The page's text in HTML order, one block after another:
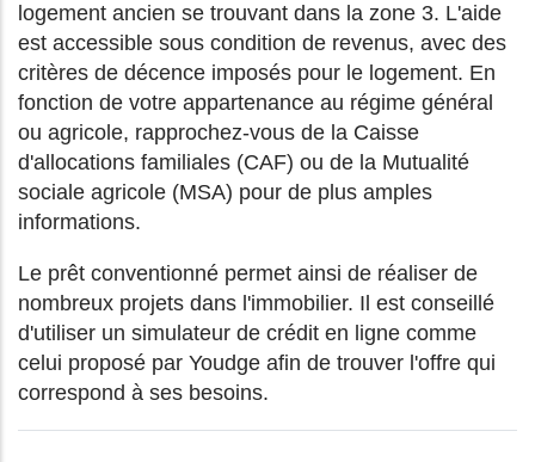
logement ancien se trouvant dans la zone 3. L'aide
est accessible sous condition de revenus, avec des
critères de décence imposés pour le logement. En
fonction de votre appartenance au régime général
ou agricole, rapprochez-vous de la Caisse
d'allocations familiales (CAF) ou de la Mutualité
sociale agricole (MSA) pour de plus amples
informations.
Le prêt conventionné permet ainsi de réaliser de
nombreux projets dans l'immobilier. Il est conseillé
d'utiliser un simulateur de crédit en ligne comme
celui proposé par Youdge afin de trouver l'offre qui
correspond à ses besoins.